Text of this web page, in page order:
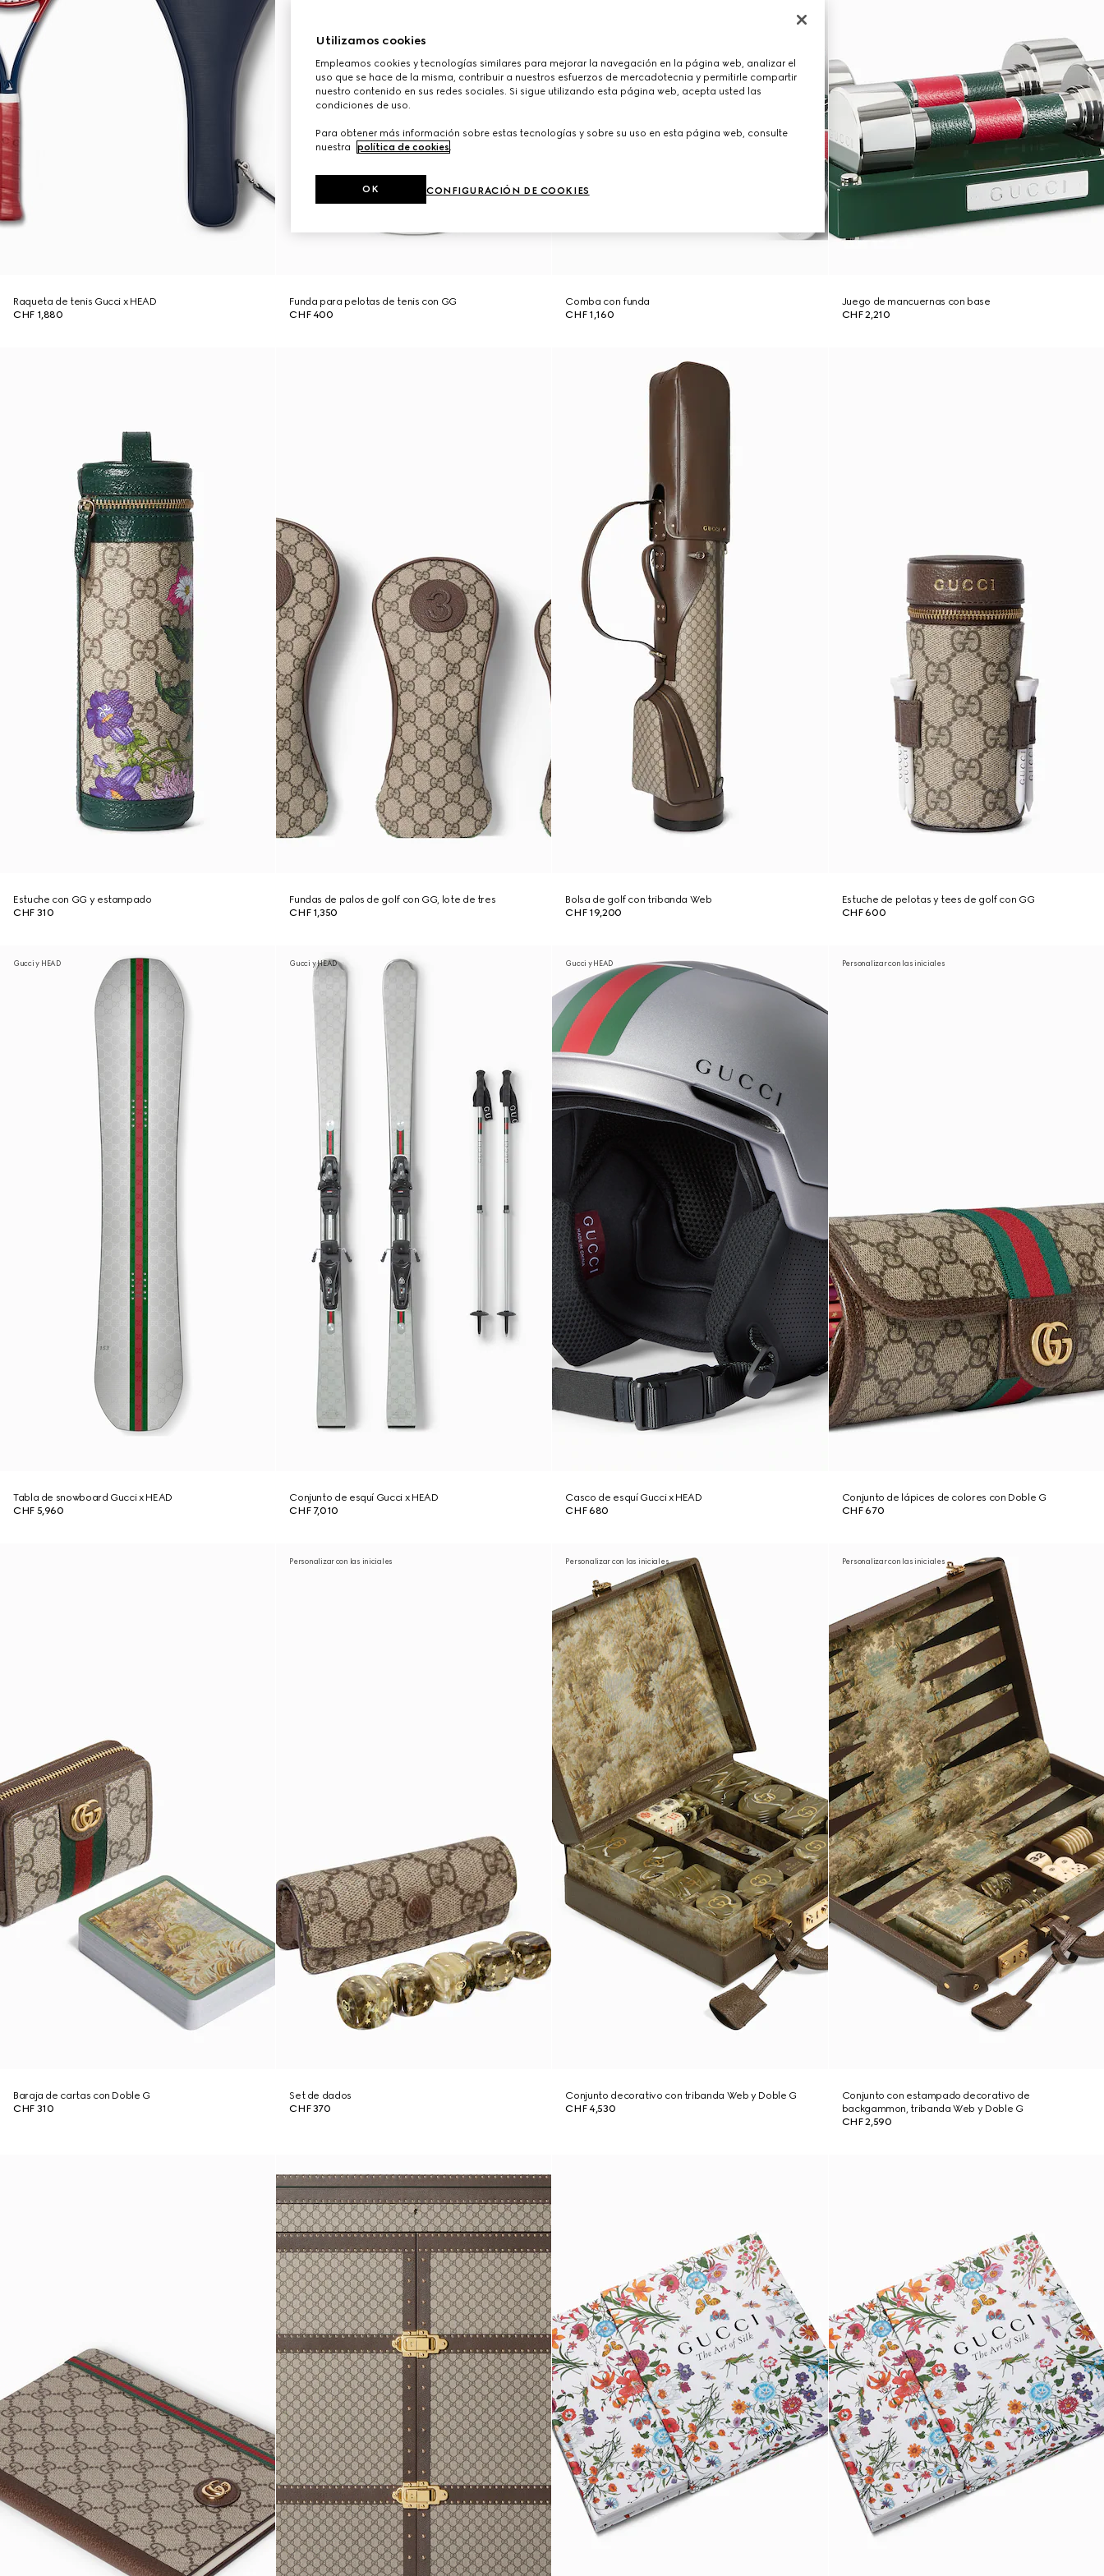
Raqueta de tenis Gucci x HEAD
CHF 1,880
Funda para pelotas de tenis con GG
CHF 400
Comba con funda
CHF 1,160
Juego de mancuernas con base
CHF 2,210
Estuche con GG y estampado
CHF 310
Fundas de palos de golf con GG, lote de tres
CHF 1,350
Bolsa de golf con tribanda Web
CHF 19,200
Estuche de pelotas y tees de golf con GG
CHF 600
Gucci y HEAD
Tabla de snowboard Gucci x HEAD
CHF 5,960
Gucci y HEAD
Conjunto de esquí Gucci x HEAD
CHF 7,010
Gucci y HEAD
Casco de esquí Gucci x HEAD
CHF 680
Personalizar con las iniciales
Conjunto de lápices de colores con Doble G
CHF 670
Baraja de cartas con Doble G
CHF 310
Personalizar con las iniciales
Set de dados
CHF 370
Personalizar con las iniciales
Conjunto decorativo con tribanda Web y Doble G
CHF 4,530
Personalizar con las iniciales
Conjunto con estampado decorativo de
backgammon, tribanda Web y Doble G
CHF 2,590
Utilizamos cookies
Empleamos cookies y tecnologías similares para mejorar la navegación en la página web, analizar el
uso que se hace de la misma, contribuir a nuestros esfuerzos de mercadotecnia y permitirle compartir
nuestro contenido en sus redes sociales. Si sigue utilizando esta página web, acepta usted las
condiciones de uso.
Para obtener más información sobre estas tecnologías y sobre su uso en esta página web, consulte
nuestra
política de cookies.
CONFIGURACIÓN DE COOKIES
OK